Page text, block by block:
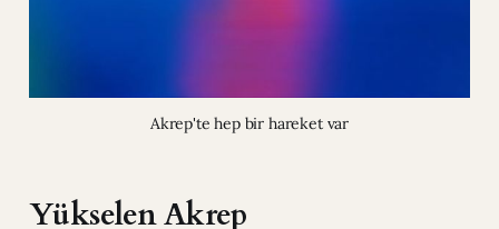
Akrep'te hep bir hareket var
Yükselen Akrep